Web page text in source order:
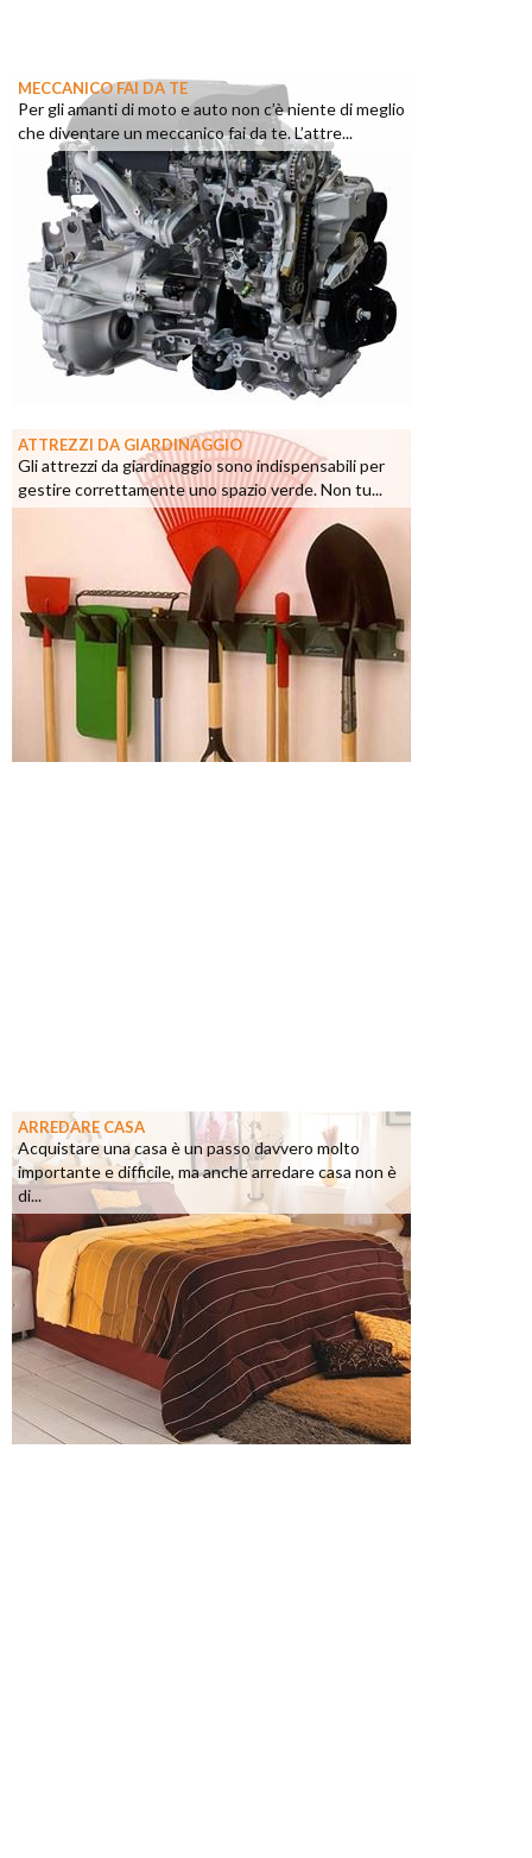
MECCANICO FAI DA TE
Per gli amanti di moto e auto non c’è niente di meglio
che diventare un meccanico fai da te. L’attre...
ATTREZZI DA GIARDINAGGIO
Gli attrezzi da giardinaggio sono indispensabili per
gestire correttamente uno spazio verde. Non tu...
ARREDARE CASA
Acquistare una casa è un passo davvero molto
importante e difficile, ma anche arredare casa non è
di...